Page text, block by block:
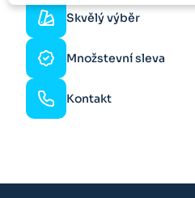
Skvělý výběr
Množstevní sleva
Kontakt